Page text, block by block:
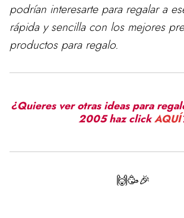
podrían interesarte para regalar a
rápida y sencilla con los mejores
productos para regalo.
¿Quieres ver otras ideas para
2005 haz clickAQUÍ
🙌🥳🎉